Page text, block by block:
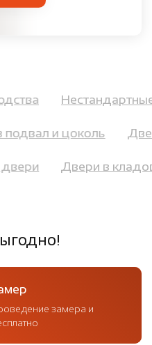
и цоколь
двери Двери в
замера и